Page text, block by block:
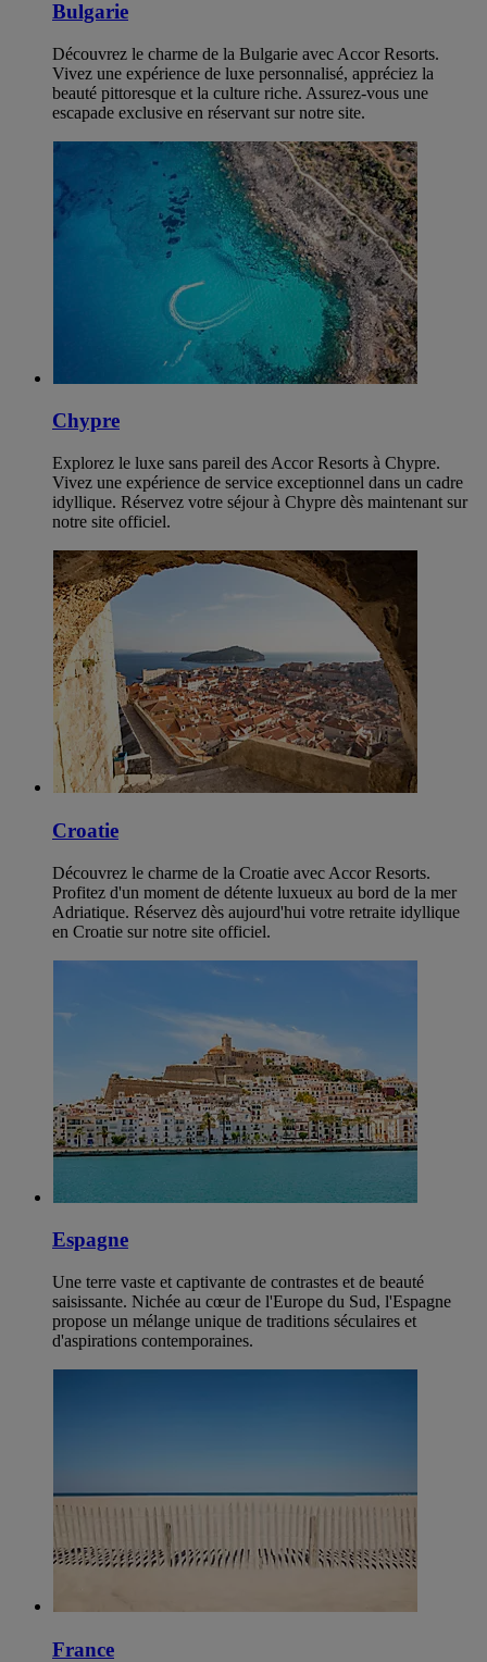
Bulgarie
Découvrez le charme de la Bulgarie avec Accor Resorts.
Vivez une expérience de luxe personnalisé, appréciez la
beauté pittoresque et la culture riche. Assurez-vous une
escapade exclusive en réservant sur notre site.
Chypre
Explorez le luxe sans pareil des Accor Resorts à Chypre.
Vivez une expérience de service exceptionnel dans un cadre
idyllique. Réservez votre séjour à Chypre dès maintenant sur
notre site officiel.
Croatie
Découvrez le charme de la Croatie avec Accor Resorts.
Profitez d'un moment de détente luxueux au bord de la mer
Adriatique. Réservez dès aujourd'hui votre retraite idyllique
en Croatie sur notre site officiel.
Espagne
Une terre vaste et captivante de contrastes et de beauté
saisissante. Nichée au cœur de l'Europe du Sud, l'Espagne
propose un mélange unique de traditions séculaires et
d'aspirations contemporaines.
France